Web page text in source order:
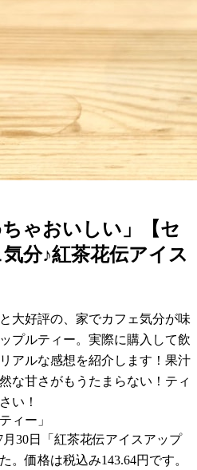
ゃおいしい」【セ
分♪紅茶花伝アイス
大好評の、家でカフェ気分が味
プルティー。実際に購入して飲
アルな感想を紹介します！果汁
な甘さがもうたまらない！ティ
い！
ィー」
30日「紅茶花伝アイスアップ
。価格は税込み143.64円です。